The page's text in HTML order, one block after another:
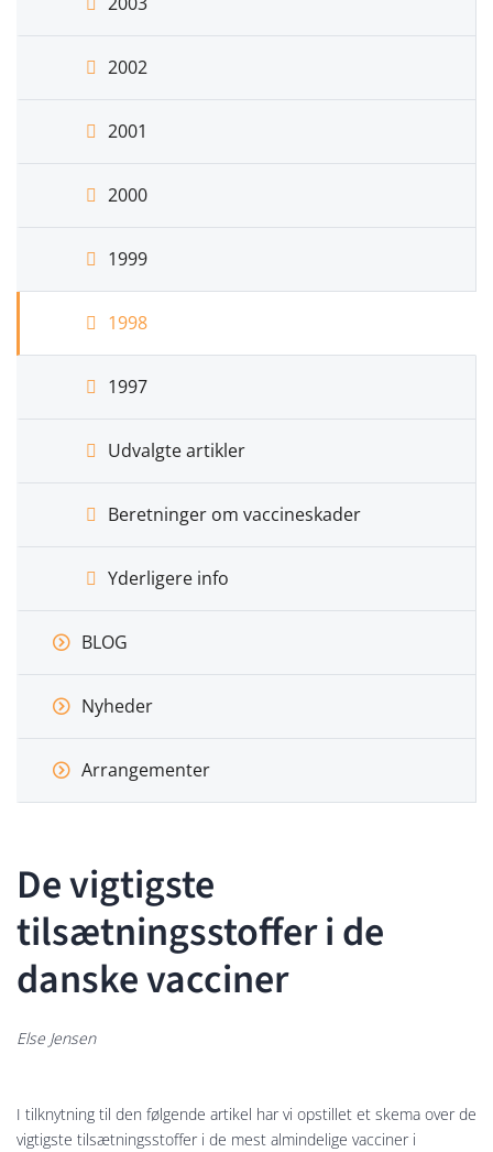
2002
2001
2000
1999
1998
1997
Udvalgte artikler
Beretninger om vaccineskader
Yderligere info
BLOG
Nyheder
Arrangementer
De vigtigste
tilsætningsstoffer i de
danske vacciner
Else Jensen
I tilknytning til den følgende artikel har vi opstillet et skema over de
vigtigste tilsætningsstoffer i de mest almindelige vacciner i